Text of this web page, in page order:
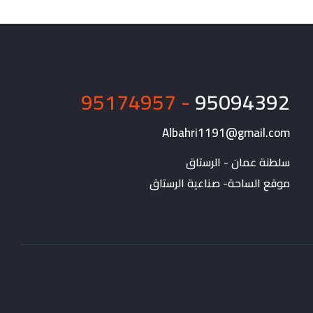
95094392
- 95174957
Albahri1191@gmail.com
موقع الساحة- صناعية الرستاق